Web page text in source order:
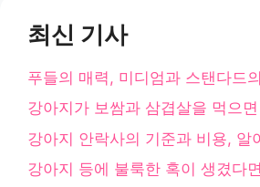
최신 기사
푸들의 매력, 미디엄과 스탠다드
강아지가 보쌈과 삼겹살을 먹으
강아지 안락사의 기준과 비용, 알
강아지 등에 불룩한 혹이 생겼다